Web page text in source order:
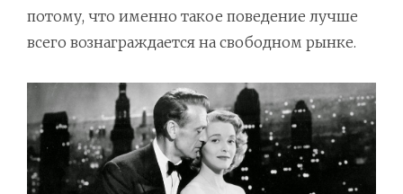
потому, что именно такое поведение лучше
всего вознаграждается на свободном рынке.